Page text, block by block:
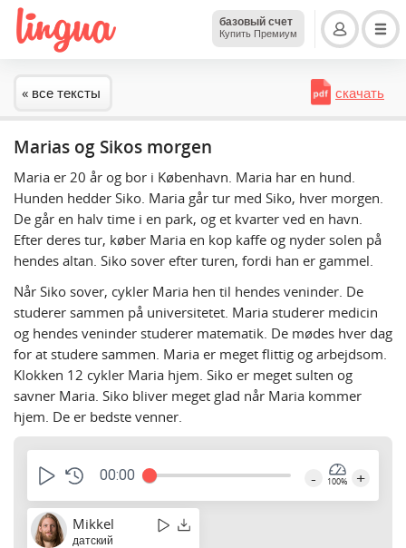
базовый счет
Купить Премиум
« все тексты скачать
Marias og Sikos morgen
Maria er 20 år og bor i København. Maria har en hund.
Hunden hedder Siko. Maria går tur med Siko, hver morgen.
De går en halv time i en park, og et kvarter ved en havn.
Efter deres tur, køber Maria en kop kaffe og nyder solen på
hendes altan. Siko sover efter turen, fordi han er gammel.
Når Siko sover, cykler Maria hen til hendes veninder. De
studerer sammen på universitetet. Maria studerer medicin
og hendes veninder studerer matematik. De mødes hver dag
for at studere sammen. Maria er meget flittig og arbejdsom.
Klokken 12 cykler Maria hjem. Siko er meget sulten og
savner Maria. Siko bliver meget glad når Maria kommer
hjem. De er bedste venner.
00:00 - 100% +
Mikkel
датский